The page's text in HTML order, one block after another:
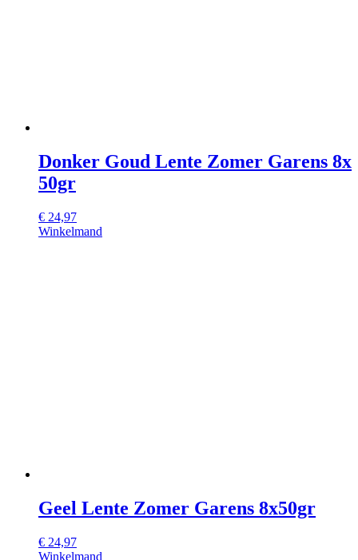
Donker Goud Lente Zomer Garens 8x
50gr
€ 24,97
Winkelmand
Geel Lente Zomer Garens 8x50gr
€ 24,97
Winkelmand